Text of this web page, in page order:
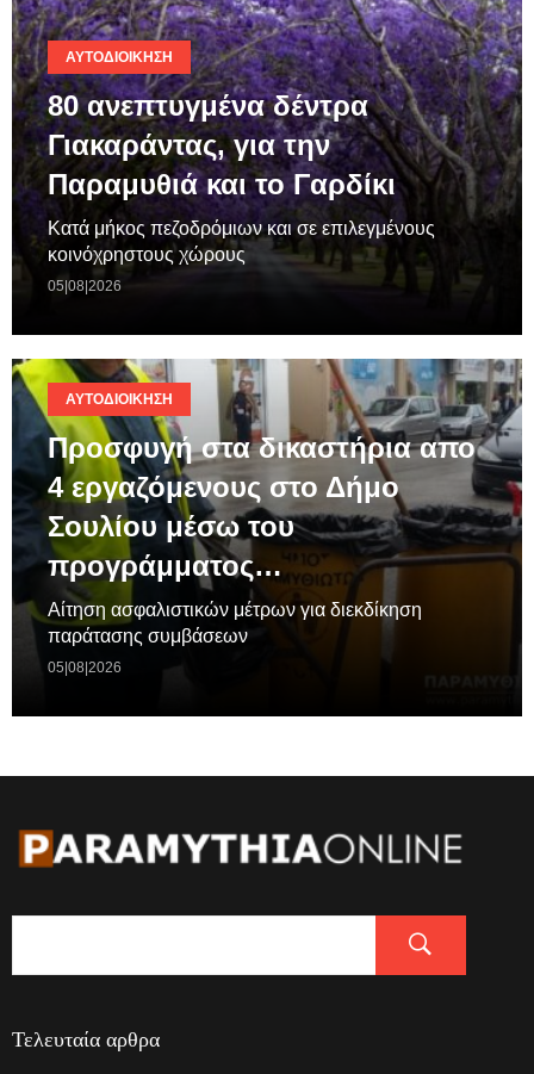
ΑΥΤΟΔΙΟΊΚΗΣΗ
80 ανεπτυγμένα δέντρα
Γιακαράντας, για την
Παραμυθιά και το Γαρδίκι
Κατά μήκος πεζοδρόμιων και σε επιλεγμένους
κοινόχρηστους χώρους
05|08|2026
ΑΥΤΟΔΙΟΊΚΗΣΗ
Προσφυγή στα δικαστήρια απο
4 εργαζόμενους στο Δήμο
Σουλίου μέσω του
προγράμματος…
Aίτηση ασφαλιστικών μέτρων για διεκδίκηση
παράτασης συμβάσεων
05|08|2026
Τελευταία αρθρα